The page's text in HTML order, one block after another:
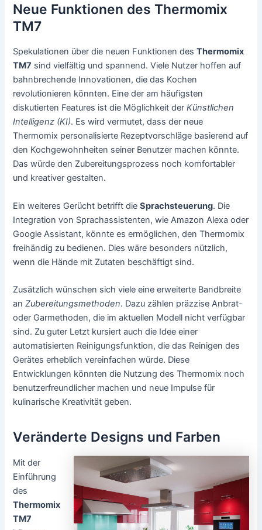
Neue Funktionen des Thermomix
TM7
Spekulationen über die neuen Funktionen desThermomix
TM7 sind vielfältig und spannend. Viele Nutzer hoffen auf
bahnbrechende Innovationen, die das Kochen
revolutionieren könnten. Eine der am häufigsten
diskutierten Features ist die Möglichkeit derKünstlichen
Intelligenz (KI). Es wird vermutet, dass der neue
Thermomix personalisierte Rezeptvorschläge basierend auf
den Kochgewohnheiten seiner Benutzer machen könnte.
Das würde den Zubereitungsprozess noch komfortabler
und kreativer gestalten.
Ein weiteres Gerücht betrifft dieSprachsteuerung. Die
Integration von Sprachassistenten, wie Amazon Alexa oder
Google Assistant, könnte es ermöglichen, den Thermomix
freihändig zu bedienen. Dies wäre besonders nützlich,
wenn die Hände mit Zutaten beschäftigt sind.
Zusätzlich wünschen sich viele eine erweiterte Bandbreite
anZubereitungsmethoden. Dazu zählen präzzise Anbrat-
oder Garmethoden, die im aktuellen Modell nicht verfügbar
sind. Zu guter Letzt kursiert auch die Idee einer
automatisierten Reinigungsfunktion, die das Reinigen des
Gerätes erheblich vereinfachen würde. Diese
Entwicklungen könnten die Nutzung des Thermomix noch
benutzerfreundlicher machen und neue Impulse für
kulinarische Kreativität geben.
Veränderte Designs und Farben
Mit der
Einführung
des
Thermomix
TM7